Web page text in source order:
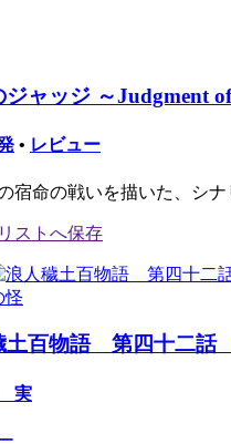
ャッジ ～Judgment
• レビュー
宿命の戦いを描いた、シ
土百物語 第四十二話
実